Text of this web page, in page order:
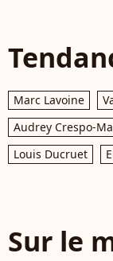
Marc Lavoine
Audrey Crespo-
Louis Ducruet
Sur le